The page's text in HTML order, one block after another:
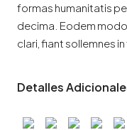
formas humanitatis
decima. Eodem
clari, fiant sollemnes in
Detalles